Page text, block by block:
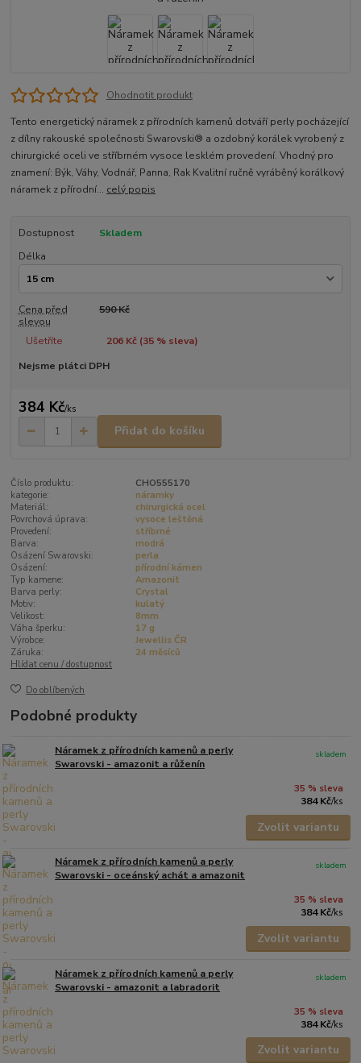
Ohodnotit produkt
Tento energetický náramek z přírodních kamenů dotváří perly pocházející
z dílny rakouské společnosti Swarovski® a ozdobný korálek vyrobený z
chirurgické oceli ve stříbrném vysoce lesklém provedení. Vhodný pro
znamení: Býk, Váhy, Vodnář, Panna, Rak Kvalitní ručně vyráběný korálkový
náramek z přírodní... celý popis
Dostupnost
Skladem
Délka
Cena před
slevou
590 Kč
Ušetříte 206 Kč (35% sleva)
Nejsme plátci DPH
384 Kč/ks
Přidat do košíku
Číslo produktu:
CHO555170
kategorie:
náramky
Materiál:
chirurgická ocel
Povrchová úprava:
vysoce leštěná
Provedení:
stříbrné
Barva:
modrá
Osázení Swarovski:
perla
Osázení:
přírodní kámen
Typ kamene:
Amazonit
Barva perly:
Crystal
Motiv:
kulatý
Velikost:
8mm
Váha šperku:
17 g
Výrobce:
Jewellis ČR
Záruka:
24 měsíců
Hlídat cenu / dostupnost
Do oblíbených
Podobné produkty
Náramek z přírodních kamenů a perly
Swarovski - amazonit a růženín
35 % sleva
384 Kč/ks
skladem
Zvolit variantu
Náramek z přírodních kamenů a perly
Swarovski - oceánský achát a amazonit
35 % sleva
384 Kč/ks
skladem
Zvolit variantu
Náramek z přírodních kamenů a perly
Swarovski - amazonit a labradorit
35 % sleva
384 Kč/ks
skladem
Zvolit variantu